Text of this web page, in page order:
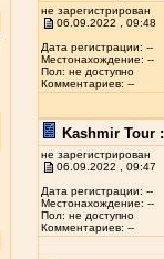
не зарегистрирован
06.09.2022 , 09:48
Дата регистрации: --
Местонахождение: --
Пол: не доступно
Комментариев: --
Kashmir Tour :
не зарегистрирован
06.09.2022 , 09:47
Дата регистрации: --
Местонахождение: --
Пол: не доступно
Комментариев: --